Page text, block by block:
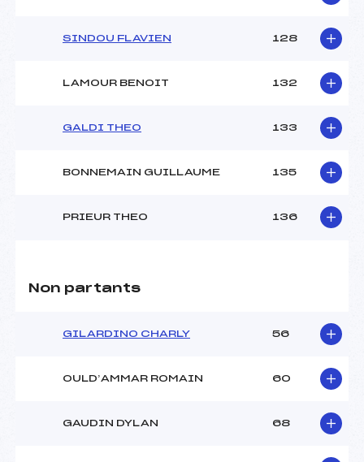
SINDOU FLAVIEN 128
LAMOUR BENOIT 132
GALDI THEO 133
BONNEMAIN GUILLAUME 135
PRIEUR THEO 136
Non partants
GILARDINO CHARLY 56
OULD’AMMAR ROMAIN 60
GAUDIN DYLAN 68